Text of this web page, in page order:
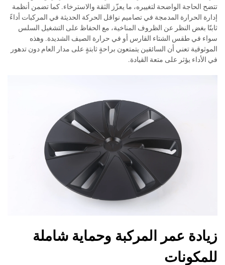
تتضح الحاجة الواضحة لتغييره، ما يعزّز الثقة والاسترخاء. كما تضمن أنظمة
إدارة الحرارة المدمجة في تصاميم نواقل الحركة الحديثة في المركبات أداءً
ثابتًا بغض النظر عن الظروف المناخية، مع الحفاظ على التشغيل السلس
سواء في طقس الشتاء القارس أو في حرارة الصيف الشديدة. وهذه
الموثوقية تعني أن السائقين يتمتعون براحةٍ ثابتةٍ على مدار العام دون تدهور
في الأداء يؤثر على متعة القيادة.
زيادة عمر المركبة وحماية شاملة
للمكونات